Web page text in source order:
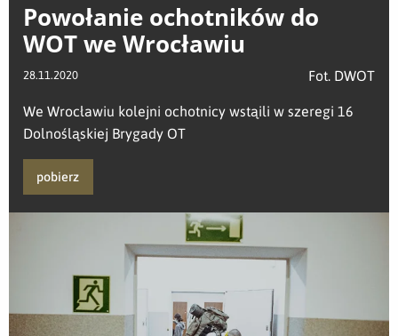
Powołanie ochotników do
WOT we Wrocławiu
28.11.2020 Fot. DWOT
We Wrocławiu kolejni ochotnicy wstąili w szeregi 16
Dolnośląskiej Brygady OT
pobierz